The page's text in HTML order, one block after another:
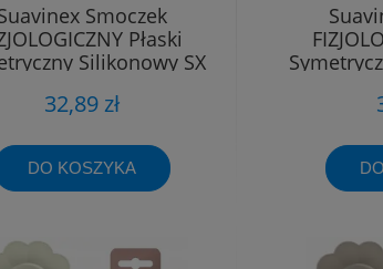
Smoczek
Płaski
Silikonowy SX
32,89 zł
DO KOSZYKA